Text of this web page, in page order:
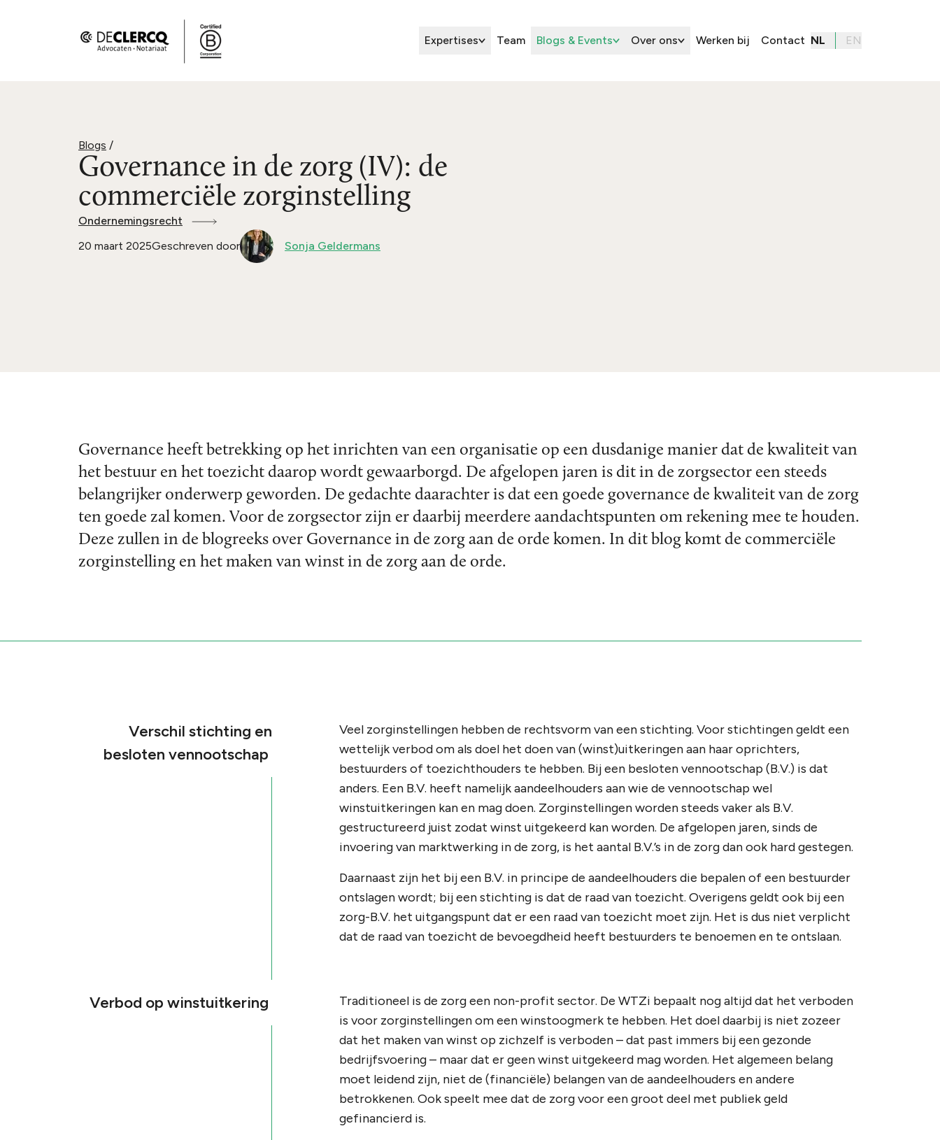
Expertises Team Blogs & Events Over ons Werken bij Contact NL EN
Blogs /
Governance in de zorg (IV): de
commerciële zorginstelling
Ondernemingsrecht
20 maart 2025Geschreven door Sonja Geldermans
Governance heeft betrekking op het inrichten van een organisatie op een dusdanige manier dat de kwaliteit van
het bestuur en het toezicht daarop wordt gewaarborgd. De afgelopen jaren is dit in de zorgsector een steeds
belangrijker onderwerp geworden. De gedachte daarachter is dat een goede governance de kwaliteit van de zorg
ten goede zal komen. Voor de zorgsector zijn er daarbij meerdere aandachtspunten om rekening mee te houden.
Deze zullen in de blogreeks over Governance in de zorg aan de orde komen. In dit blog komt de commerciële
zorginstelling en het maken van winst in de zorg aan de orde.
Verschil stichting en
besloten vennootschap
Veel zorginstellingen hebben de rechtsvorm van een stichting. Voor stichtingen geldt een
wettelijk verbod om als doel het doen van (winst)uitkeringen aan haar oprichters,
bestuurders of toezichthouders te hebben. Bij een besloten vennootschap (B.V.) is dat
anders. Een B.V. heeft namelijk aandeelhouders aan wie de vennootschap wel
winstuitkeringen kan en mag doen. Zorginstellingen worden steeds vaker als B.V.
gestructureerd juist zodat winst uitgekeerd kan worden. De afgelopen jaren, sinds de
invoering van marktwerking in de zorg, is het aantal B.V.’s in de zorg dan ook hard gestegen.
Daarnaast zijn het bij een B.V. in principe de aandeelhouders die bepalen of een bestuurder
ontslagen wordt; bij een stichting is dat de raad van toezicht. Overigens geldt ook bij een
zorg-B.V. het uitgangspunt dat er een raad van toezicht moet zijn. Het is dus niet verplicht
dat de raad van toezicht de bevoegdheid heeft bestuurders te benoemen en te ontslaan.
Verbod op winstuitkering
Traditioneel is de zorg een non-profit sector. De WTZi bepaalt nog altijd dat het verboden
is voor zorginstellingen om een winstoogmerk te hebben. Het doel daarbij is niet zozeer
dat het maken van winst op zichzelf is verboden – dat past immers bij een gezonde
bedrijfsvoering – maar dat er geen winst uitgekeerd mag worden. Het algemeen belang
moet leidend zijn, niet de (financiële) belangen van de aandeelhouders en andere
betrokkenen. Ook speelt mee dat de zorg voor een groot deel met publiek geld
gefinancierd is.